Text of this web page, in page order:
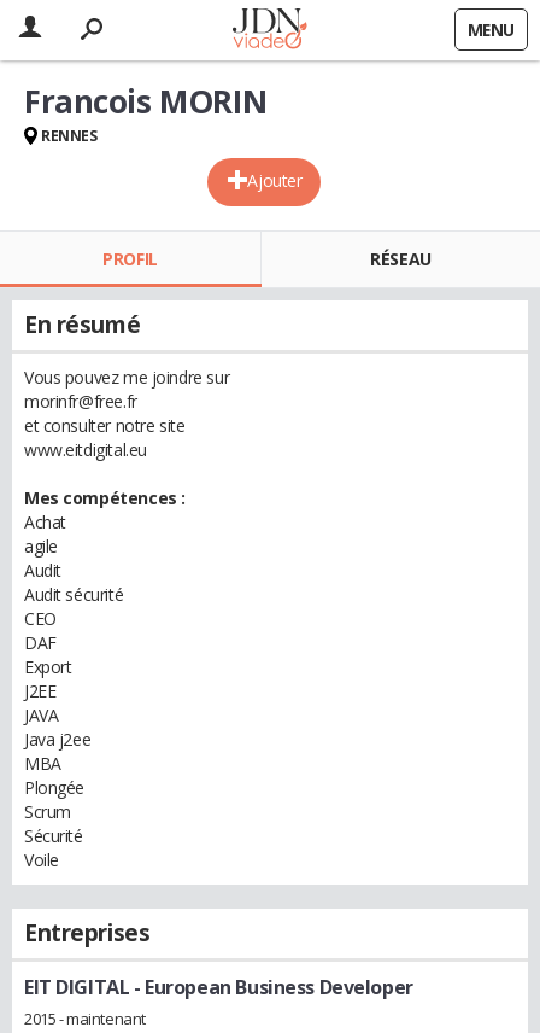
MENU
Ajouter
Francois MORIN
RENNES
PROFIL RÉSEAU
En résumé
Vous pouvez me joindre sur
morinfr@free.fr
et consulter notre site
www.eitdigital.eu
Mes compétences :
Achat
agile
Audit
Audit sécurité
CEO
DAF
Export
J2EE
JAVA
Java j2ee
MBA
Plongée
Scrum
Sécurité
Voile
Entreprises
EIT DIGITAL - European Business Developer
2015 - maintenant